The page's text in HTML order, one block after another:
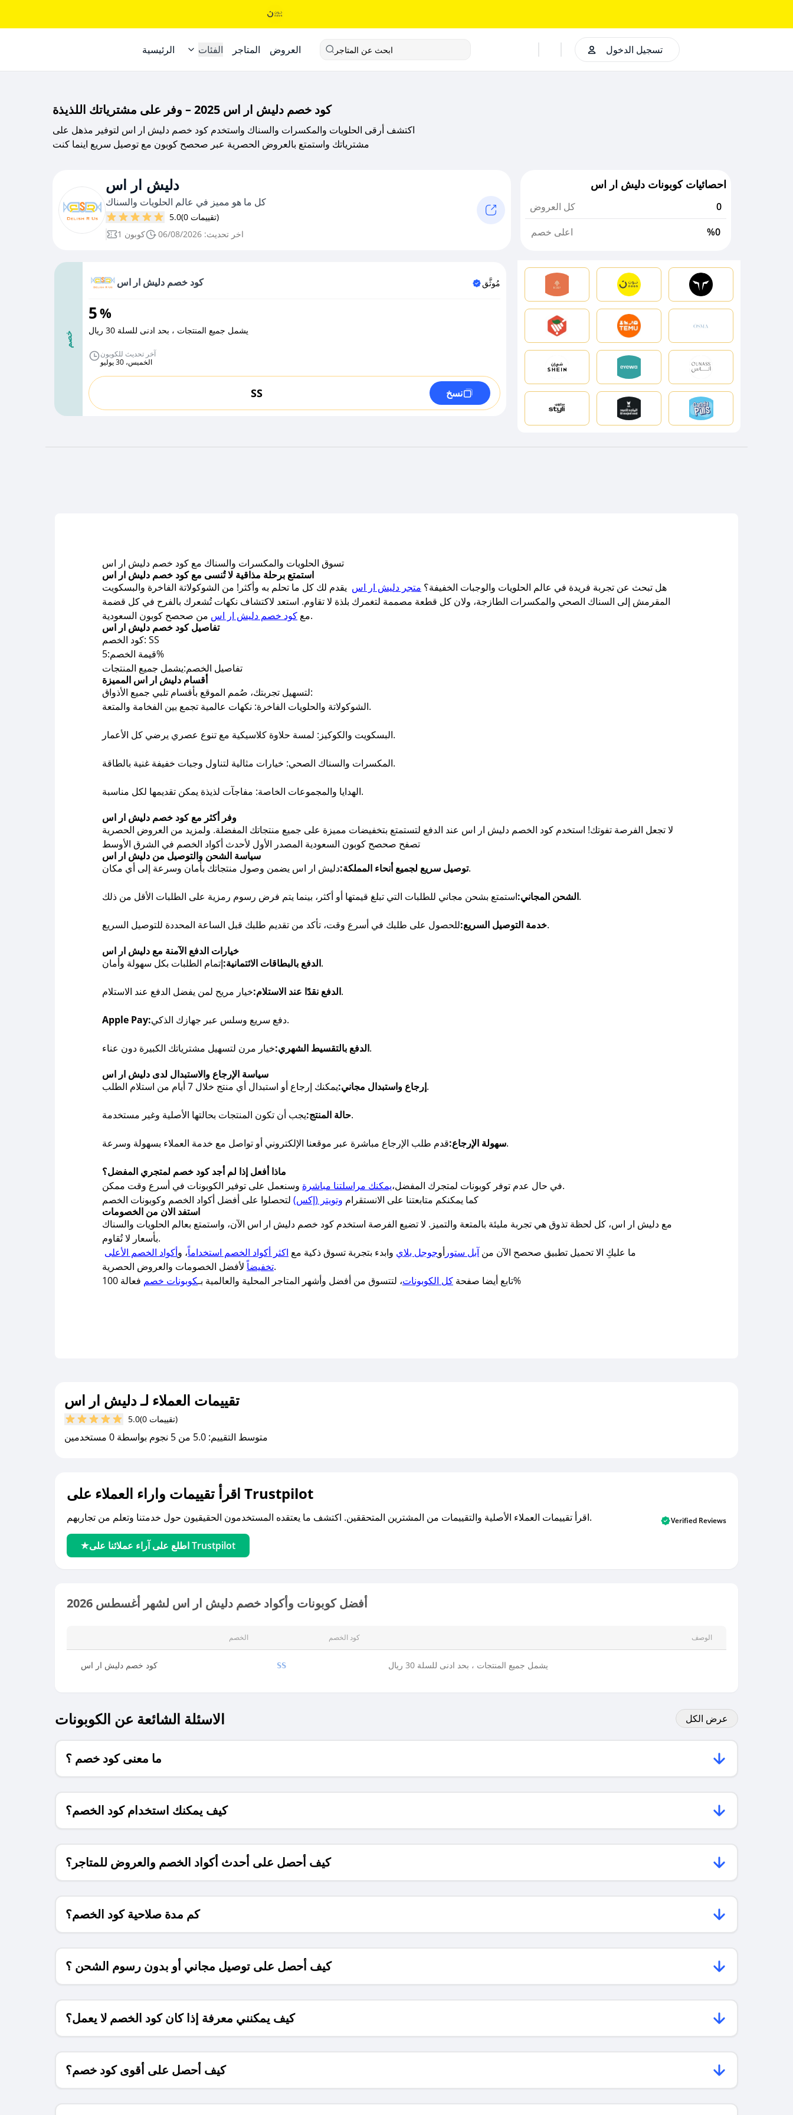
الرئيسية الفئات المتاجر العروض ابحث عن المتاجر تسجيل الدخول
كود خصم دليش ار اس 2025 – وفر على مشترياتك اللذيذة
اكتشف أرقى الحلويات والمكسرات والسناك واستخدم كود خصم دليش ار اس لتوفير مذهل على
مشترياتك واستمتع بالعروض الحصرية عبر صحصح كوبون مع توصيل سريع اينما كنت
دليش ار اس
كل ما هو مميز في عالم الحلويات والسناك
5.0
(0 تقييمات)
1 كوبون
اخر تحديث: 06/08/2026
احصائيات كوبونات دليش ار اس
كل العروض
0
اعلى خصم
%0
خصم
كود خصم دليش ار اس مُوثَّق
5%
يشمل جميع المنتجات ، بحد ادنى للسلة 30 ريال
آخر تحديث للكوبون
الخميس، 30 يوليو
SS نسخ
تسوق الحلويات والمكسرات والسناك مع كود خصم دليش ار اس
استمتع برحلة مذاقية لا تُنسى مع كود خصم دليش ار اس
هل تبحث عن تجربة فريدة في عالم الحلويات والوجبات الخفيفة؟ متجر دليش ار اس يقدم لك كل ما تحلم به وأكثر! من الشوكولاتة الفاخرة والبسكويت
المقرمش إلى السناك الصحي والمكسرات الطازجة، ولان كل قطعة مصممة لتغمرك بلذة لا تقاوم. استعد لاكتشاف نكهات تُشعرك بالفرح في كل قضمة
مع كود خصم دليش ار اس
من صحصح كوبون السعودية.
تفاصيل كود خصم دليش ار اس
كود الخصم: SS
قيمة الخصم:5%
تفاصيل الخصم:يشمل جميع المنتجات
أقسام دليش ار اس المميزة
لتسهيل تجربتك، صُمم الموقع بأقسام تلبي جميع الأذواق:
الشوكولاتة والحلويات الفاخرة: نكهات عالمية تجمع بين الفخامة والمتعة.
البسكويت والكوكيز: لمسة حلاوة كلاسيكية مع تنوع عصري يرضي كل الأعمار.
المكسرات والسناك الصحي: خيارات مثالية لتناول وجبات خفيفة غنية بالطاقة.
الهدايا والمجموعات الخاصة: مفاجآت لذيذة يمكن تقديمها لكل مناسبة.
وفر أكثر مع كود خصم دليش ار اس
لا تجعل الفرصة تفوتك! استخدم كود الخصم دليش ار اس عند الدفع لتستمتع بتخفيضات مميزة على جميع منتجاتك المفضلة. ولمزيد من العروض الحصرية
سياسة الشحن والتوصيل من دليش ار اس
توصيل سريع لجميع أنحاء المملكة:دليش ار اس يضمن وصول منتجاتك بأمان وسرعة إلى أي مكان.
الشحن المجاني:استمتع بشحن مجاني للطلبات التي تبلغ قيمتها أو أكثر، بينما يتم فرض رسوم رمزية على الطلبات الأقل من ذلك.
خدمة التوصيل السريع:للحصول على طلبك في أسرع وقت، تأكد من تقديم طلبك قبل الساعة المحددة للتوصيل السريع.
خيارات الدفع الآمنة مع دليش ار اس
الدفع بالبطاقات الائتمانية:إتمام الطلبات بكل سهولة وأمان.
الدفع نقدًا عند الاستلام:خيار مريح لمن يفضل الدفع عند الاستلام.
Apple Pay: دفع سريع وسلس عبر جهازك الذكي.
الدفع بالتقسيط الشهري:خيار مرن لتسهيل مشترياتك الكبيرة دون عناء.
سياسة الإرجاع والاستبدال لدى دليش ار اس
إرجاع واستبدال مجاني:يمكنك إرجاع أو استبدال أي منتج خلال 7 أيام من استلام الطلب.
حالة المنتج:يجب أن تكون المنتجات بحالتها الأصلية وغير مستخدمة.
سهولة الإرجاع:قدم طلب الإرجاع مباشرة عبر موقعنا الإلكتروني أو تواصل مع خدمة العملاء بسهولة وسرعة.
ماذا أفعل إذا لم أجد كود خصم لمتجري المفضل؟
في حال عدم توفر كوبونات لمتجرك المفضل،يمكنك مراسلتنا مباشرة
وسنعمل على توفير الكوبونات في أسرع وقت ممكن.
كما يمكنكم متابعتنا على الانستقرام وتويتر (إكس) لتحصلوا على أفضل أكواد الخصم وكوبونات الخصم
استفد الان من الخصومات
مع دليش ار اس، كل لحظة تذوق هي تجربة مليئة بالمتعة والتميز. لا تضيع الفرصة استخدم كود خصم دليش ار اس الآن، واستمتع بعالم الحلويات والسناك
بأسعار لا تُقاوم.
ما عليكِ الا تحميل تطبيق صحصح الآن من آبل ستور أوجوجل بلاي وابدء بتجربة تسوق ذكية مع اكثر أكواد الخصم استخداماً، وأكواد الخصم الأعلى
تخفيضاًلأفضل الخصومات والعروض الحصرية.
تابع أيضا صفحة كل الكوبونات، لتتسوق من أفضل وأشهر المتاجر المحلية والعالمية بـكوبونات خصم فعالة 100%
تقييمات العملاء لـ دليش ار اس
5.0 (0 تقييمات)
متوسط التقييم: 5.0 من 5 نجوم بواسطة 0 مستخدمين
اقرأ تقييمات واراء العملاء على Trustpilot
اقرأ تقييمات العملاء الأصلية والتقييمات من المشترين المتحققين. اكتشف ما يعتقده المستخدمون الحقيقيون حول خدمتنا وتعلم من تجاربهم.
اطلع على آراء عملائنا على Trustpilot
Verified Reviews
أفضل كوبونات وأكواد خصم دليش ار اس لشهر أغسطس 2026
الخصم كود الخصم الوصف
كود خصم دليش ار اس SS يشمل جميع المنتجات ، بحد ادنى للسلة 30 ريال
الاسئلة الشائعة عن الكوبونات عرض الكل
ما معنى كود خصم ؟
كيف يمكنك استخدام كود الخصم؟
كيف أحصل على أحدث أكواد الخصم والعروض للمتاجر؟
كم مدة صلاحية كود الخصم؟
كيف أحصل على توصيل مجاني أو بدون رسوم الشحن ؟
كيف يمكنني معرفة إذا كان كود الخصم لا يعمل؟
كيف أحصل على أقوى كود خصم؟